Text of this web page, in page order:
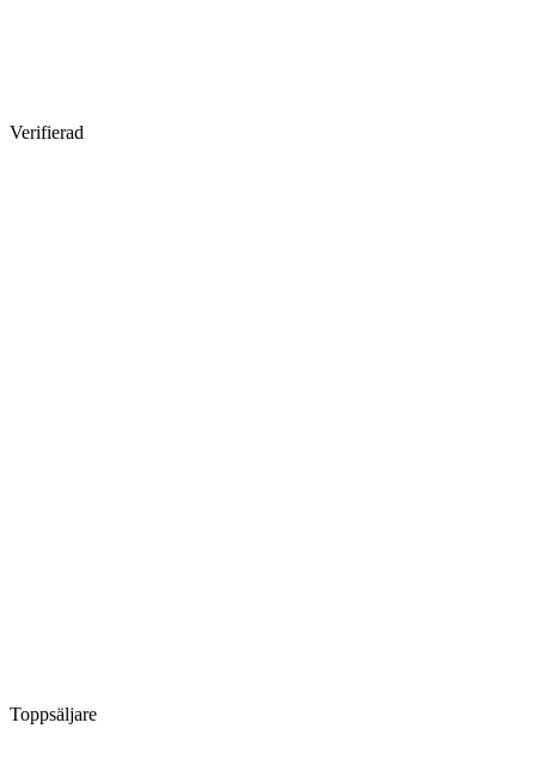
Verifierad
Toppsäljare